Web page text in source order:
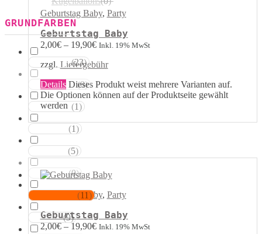
Geburtstag Baby, Party
Geburtstag Baby
2,00€– 19,90€ Inkl. 19% MwSt
zzgl. Liefergebühr
Details Dieses Produkt weist mehrere Varianten auf.
Die Optionen können auf der Produktseite gewählt
werden
Geburtstag Baby, Party
Geburtstag Baby
2,00€–19,90€ Inkl. 19% MwSt
GRUNDFARBEN
Weisstöne (23)
Transparent (0)
Silbertöne (1)
(1)
(5)
Goldtöne (0)
(11)
Rottöne (9)